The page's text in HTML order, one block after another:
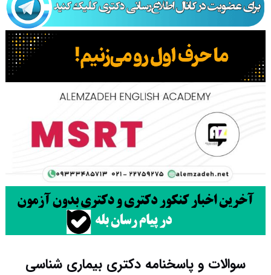
سوالات و پاسخنامه دکتری بیماری شناسی